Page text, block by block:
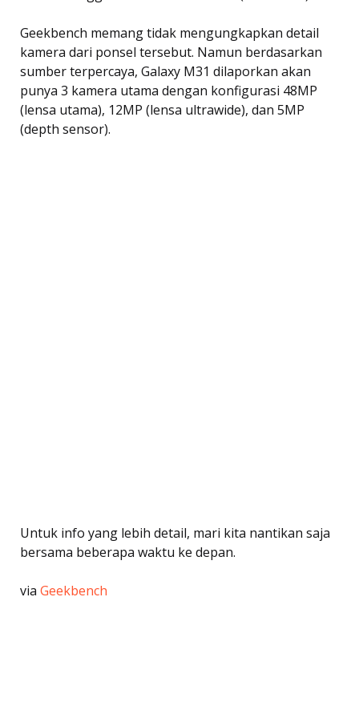
Geekbench memang tidak mengungkapkan detail
kamera dari ponsel tersebut. Namun berdasarkan
sumber terpercaya, Galaxy M31 dilaporkan akan
punya 3 kamera utama dengan konfigurasi 48MP
(lensa utama), 12MP (lensa ultrawide), dan 5MP
(depth sensor).
Untuk info yang lebih detail, mari kita nantikan saja
bersama beberapa waktu ke depan.
via Geekbench